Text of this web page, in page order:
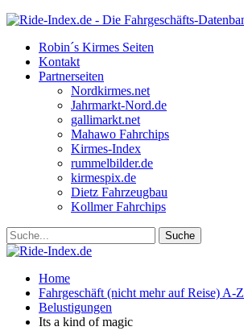
Robin´s Kirmes Seiten
Kontakt
Partnerseiten
Nordkirmes.net
Jahrmarkt-Nord.de
gallimarkt.net
Mahawo Fahrchips
Kirmes-Index
rummelbilder.de
kirmespix.de
Dietz Fahrzeugbau
Kollmer Fahrchips
Home
Fahrgeschäft (nicht mehr auf Reise) A-Z
Belustigungen
Its a kind of magic